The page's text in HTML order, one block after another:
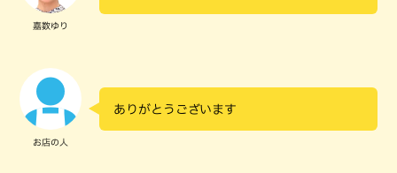
嘉数ゆり
お店の人
ありがとうございます